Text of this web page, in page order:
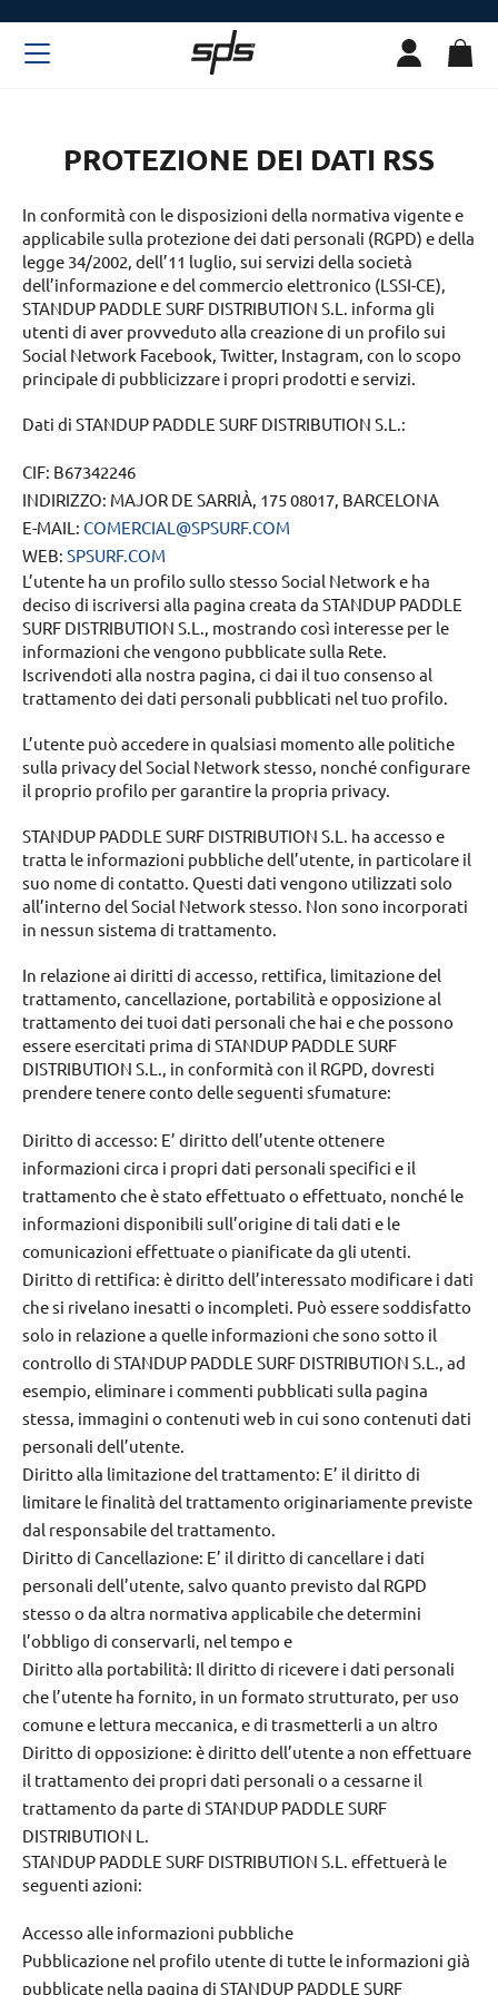
PROTEZIONE DEI DATI RSS
In conformità con le disposizioni della normativa vigente e
applicabile sulla protezione dei dati personali (RGPD) e della
legge 34/2002, dell’11 luglio, sui servizi della società
dell’informazione e del commercio elettronico (LSSI-CE),
STANDUP PADDLE SURF DISTRIBUTION S.L. informa gli
utenti di aver provveduto alla creazione di un profilo sui
Social Network Facebook, Twitter, Instagram, con lo scopo
principale di pubblicizzare i propri prodotti e servizi.
Dati di STANDUP PADDLE SURF DISTRIBUTION S.L.:
CIF: B67342246
INDIRIZZO: MAJOR DE SARRIÀ, 175 08017, BARCELONA
E-MAIL: COMERCIAL@SPSURF.COM
WEB: SPSURF.COM
L’utente ha un profilo sullo stesso Social Network e ha
deciso di iscriversi alla pagina creata da STANDUP PADDLE
SURF DISTRIBUTION S.L., mostrando così interesse per le
informazioni che vengono pubblicate sulla Rete.
Iscrivendoti alla nostra pagina, ci dai il tuo consenso al
trattamento dei dati personali pubblicati nel tuo profilo.
L’utente può accedere in qualsiasi momento alle politiche
sulla privacy del Social Network stesso, nonché configurare
il proprio profilo per garantire la propria privacy.
STANDUP PADDLE SURF DISTRIBUTION S.L. ha accesso e
tratta le informazioni pubbliche dell’utente, in particolare il
suo nome di contatto. Questi dati vengono utilizzati solo
all’interno del Social Network stesso. Non sono incorporati
in nessun sistema di trattamento.
In relazione ai diritti di accesso, rettifica, limitazione del
trattamento, cancellazione, portabilità e opposizione al
trattamento dei tuoi dati personali che hai e che possono
essere esercitati prima di STANDUP PADDLE SURF
DISTRIBUTION S.L., in conformità con il RGPD, dovresti
prendere tenere conto delle seguenti sfumature:
Diritto di accesso: E’ diritto dell’utente ottenere
informazioni circa i propri dati personali specifici e il
trattamento che è stato effettuato o effettuato, nonché le
informazioni disponibili sull’origine di tali dati e le
comunicazioni effettuate o pianificate da gli utenti.
Diritto di rettifica: è diritto dell’interessato modificare i dati
che si rivelano inesatti o incompleti. Può essere soddisfatto
solo in relazione a quelle informazioni che sono sotto il
controllo di STANDUP PADDLE SURF DISTRIBUTION S.L., ad
esempio, eliminare i commenti pubblicati sulla pagina
stessa, immagini o contenuti web in cui sono contenuti dati
personali dell’utente.
Diritto alla limitazione del trattamento: E’ il diritto di
limitare le finalità del trattamento originariamente previste
dal responsabile del trattamento.
Diritto di Cancellazione: E’ il diritto di cancellare i dati
personali dell’utente, salvo quanto previsto dal RGPD
stesso o da altra normativa applicabile che determini
l’obbligo di conservarli, nel tempo e
Diritto alla portabilità: Il diritto di ricevere i dati personali
che l’utente ha fornito, in un formato strutturato, per uso
comune e lettura meccanica, e di trasmetterli a un altro
Diritto di opposizione: è diritto dell’utente a non effettuare
il trattamento dei propri dati personali o a cessarne il
trattamento da parte di STANDUP PADDLE SURF
DISTRIBUTION L.
STANDUP PADDLE SURF DISTRIBUTION S.L. effettuerà le
seguenti azioni:
Accesso alle informazioni pubbliche
Pubblicazione nel profilo utente di tutte le informazioni già
pubblicate nella pagina di STANDUP PADDLE SURF